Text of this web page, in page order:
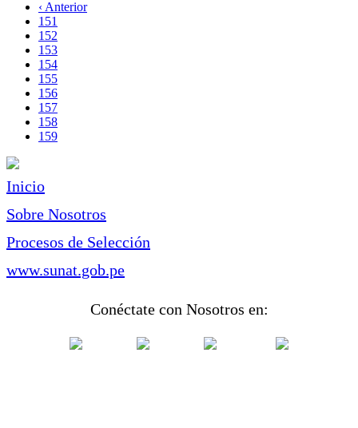
Paginación
página
Página
anterior
‹ Anterior
Page
151
Page
152
Page
153
Page
154
Page
155
Page
156
Page
157
Page
158
Página
159
Inicio
Sobre Nosotros
Procesos de Selección
www.sunat.gob.pe
Conéctate con Nosotros en: